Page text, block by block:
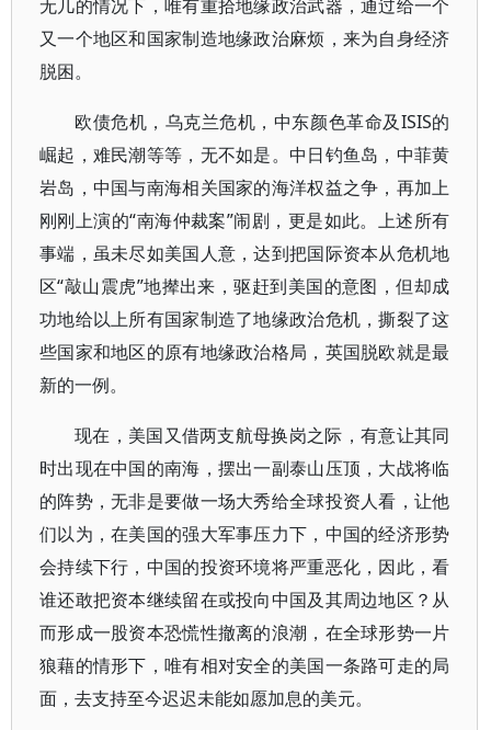
无几的情况下，唯有重拾地缘政治武器，通过给一个
又一个地区和国家制造地缘政治麻烦，来为自身经济
脱困。
欧债危机，乌克兰危机，中东颜色革命及ISIS的
崛起，难民潮等等，无不如是。中日钓鱼岛，中菲黄
岩岛，中国与南海相关国家的海洋权益之争，再加上
刚刚上演的“南海仲裁案”闹剧，更是如此。上述所有
事端，虽未尽如美国人意，达到把国际资本从危机地
区“敲山震虎”地撵出来，驱赶到美国的意图，但却成
功地给以上所有国家制造了地缘政治危机，撕裂了这
些国家和地区的原有地缘政治格局，英国脱欧就是最
新的一例。
现在，美国又借两支航母换岗之际，有意让其同
时出现在中国的南海，摆出一副泰山压顶，大战将临
的阵势，无非是要做一场大秀给全球投资人看，让他
们以为，在美国的强大军事压力下，中国的经济形势
会持续下行，中国的投资环境将严重恶化，因此，看
谁还敢把资本继续留在或投向中国及其周边地区？从
而形成一股资本恐慌性撤离的浪潮，在全球形势一片
狼藉的情形下，唯有相对安全的美国一条路可走的局
面，去支持至今迟迟未能如愿加息的美元。